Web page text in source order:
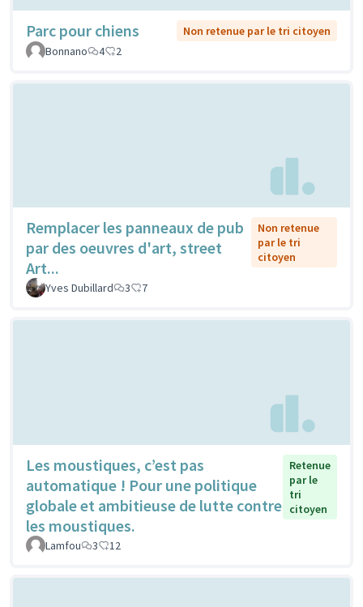
Parc pour chiens
Non retenue par le tri citoyen
Bonnano
4 2
Remplacer les panneaux de pub
par des oeuvres d'art, street
Art...
Non retenue
par le tri
citoyen
Yves Dubillard 3 7
Les moustiques, c’est pas
automatique ! Pour une politique
globale et ambitieuse de lutte contre
les moustiques.
Retenue
par le
tri
citoyen
Lamfou 3 12